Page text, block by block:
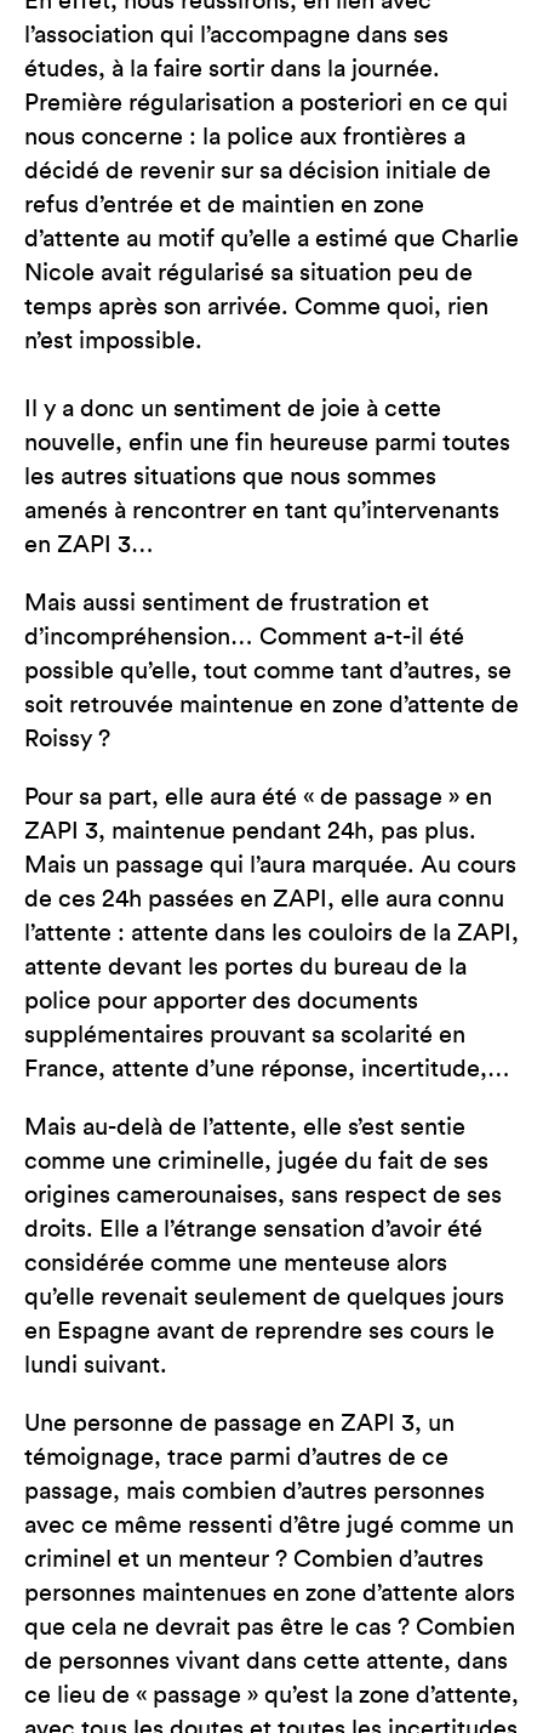
l’association qui l’accompagne dans ses
études, à la faire sortir dans la journée.
Première régularisation a posteriori en ce qui
nous concerne : la police aux frontières a
décidé de revenir sur sa décision initiale de
refus d’entrée et de maintien en zone
d’attente au motif qu’elle a estimé que Charlie
Nicole avait régularisé sa situation peu de
temps après son arrivée. Comme quoi, rien
n’est impossible.
Il y a donc un sentiment de joie à cette
nouvelle, enfin une fin heureuse parmi toutes
les autres situations que nous sommes
amenés à rencontrer en tant qu’intervenants
en ZAPI 3…
Mais aussi sentiment de frustration et
d’incompréhension… Comment a-t-il été
possible qu’elle, tout comme tant d’autres, se
soit retrouvée maintenue en zone d’attente de
Roissy ?
Pour sa part, elle aura été « de passage » en
ZAPI 3, maintenue pendant 24h, pas plus.
Mais un passage qui l’aura marquée. Au cours
de ces 24h passées en ZAPI, elle aura connu
l’attente : attente dans les couloirs de la ZAPI,
attente devant les portes du bureau de la
police pour apporter des documents
supplémentaires prouvant sa scolarité en
France, attente d’une réponse, incertitude,…
Mais au-delà de l’attente, elle s’est sentie
comme une criminelle, jugée du fait de ses
origines camerounaises, sans respect de ses
droits. Elle a l’étrange sensation d’avoir été
considérée comme une menteuse alors
qu’elle revenait seulement de quelques jours
en Espagne avant de reprendre ses cours le
lundi suivant.
Une personne de passage en ZAPI 3, un
témoignage, trace parmi d’autres de ce
passage, mais combien d’autres personnes
avec ce même ressenti d’être jugé comme un
criminel et un menteur ? Combien d’autres
personnes maintenues en zone d’attente alors
que cela ne devrait pas être le cas ? Combien
de personnes vivant dans cette attente, dans
ce lieu de « passage » qu’est la zone d’attente,